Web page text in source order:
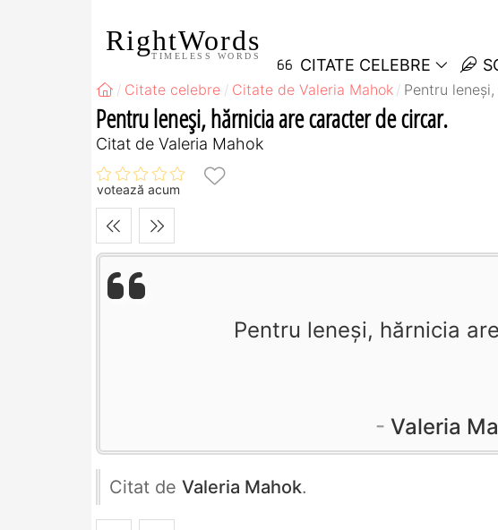
RightWords
TIMELESS WORDS CITATE CELEBRE
Citate celebre Citate de Valeria Mahok Pentru
Pentru leneşi, hărnicia are caracter de circar.
Citat de Valeria Mahok
votează acum
Pentru leneşi, hărnicia
Valeria
Citat de Valeria Mahok.